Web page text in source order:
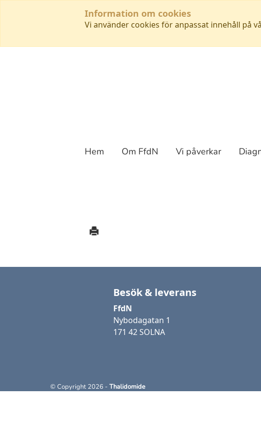
Information om cookies
Vi använder cookies för anpassat innehåll på
Hem Om FfdN Vi påverkar
Besök & leverans
FfdN
Nybodagatan 1
171 42 SOLNA
© Copyright 2026 - Thalidomide